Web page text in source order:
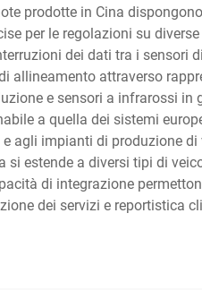
prodotte in Cina
per le regolazioni su
dei dati tra i sensori
allineamento attraverso
e sensori a infrarossi
a quella dei sistemi
agli impianti di produzione
si estende a diversi tipi di
di integrazione
dei servizi e reportistica